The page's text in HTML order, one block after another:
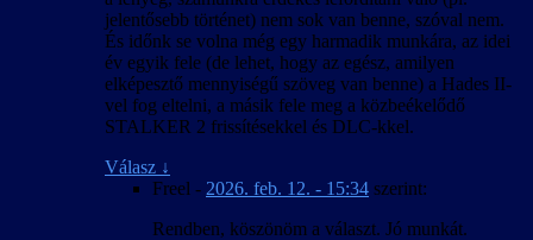
jelentősebb történet) nem sok van benne, szóval nem.
És időnk se volna még egy harmadik munkára, az idei
év egyik fele (de lehet, hogy az egész, amilyen
elképesztő mennyiségű szöveg van benne) a Hades II-
vel fog eltelni, a másik fele meg a közbeékelődő
STALKER 2 frissítésekkel és DLC-kkel.
Válasz ↓
Freel - 2026. feb. 12. - 15:34 szerint:
Rendben, köszönöm a választ. Jó munkát.